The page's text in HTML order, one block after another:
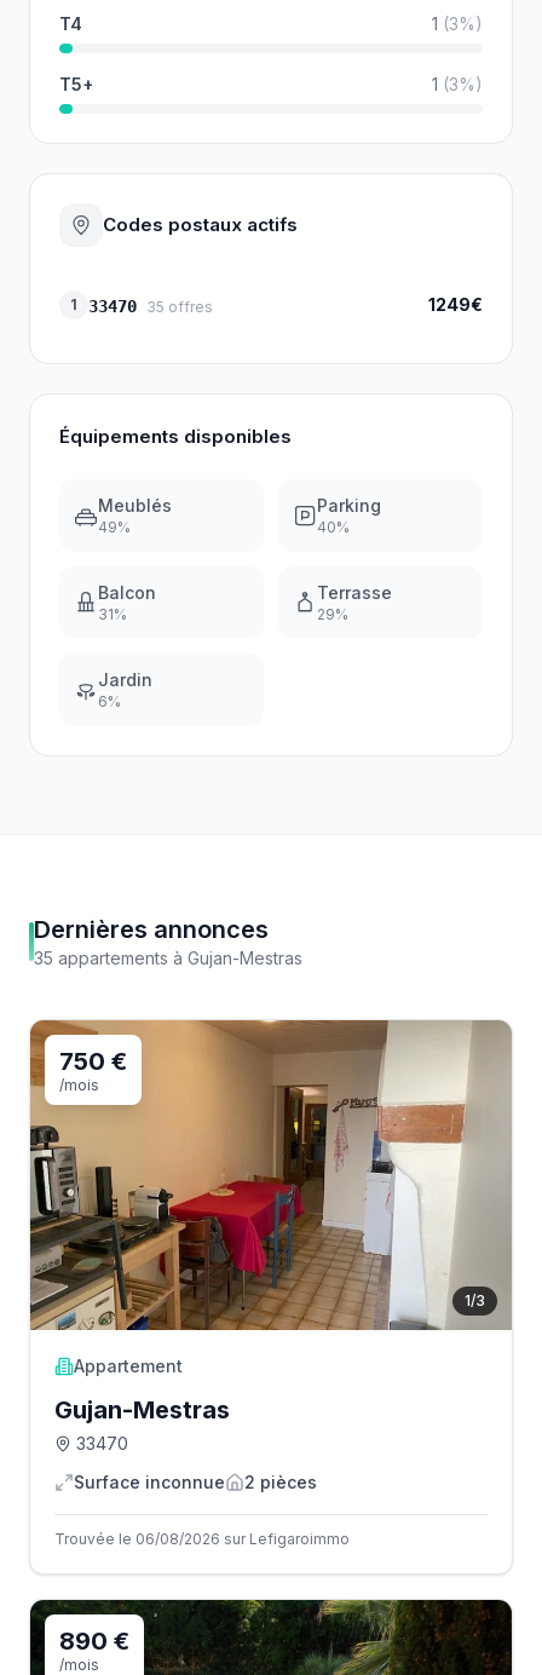
T4 1 (3%)
T5+ 1 (3%)
Codes postaux actifs
1 33470 35 offres 1249€
Équipements disponibles
Meublés
49%
Parking
40%
Balcon
31%
Terrasse
29%
Jardin
6%
Dernières annonces
35 appartements à Gujan-Mestras
1/3
750 €
/mois
Appartement
Gujan-Mestras
33470
Surface inconnue
2 pièces
Trouvée le 06/08/2026 sur Lefigaroimmo
890 €
/mois